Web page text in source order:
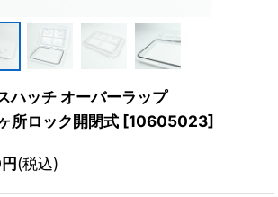
ハッチ オーバーラップ
ロック開閉式 [10605023]
円(税込)